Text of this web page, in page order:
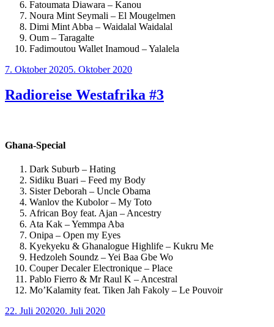
Fatoumata Diawara – Kanou
Noura Mint Seymali – El Mougelmen
Dimi Mint Abba – Waidalal Waidalal
Oum – Taragalte
Fadimoutou Wallet Inamoud – Yalalela
Veröffentlicht
7. Oktober 20205. Oktober 2020
Radioreise Westafrika #3
Ghana-Special
Dark Suburb – Hating
Sidiku Buari – Feed my Body
Sister Deborah – Uncle Obama
Wanlov the Kubolor – My Toto
African Boy feat. Ajan – Ancestry
Ata Kak – Yemmpa Aba
Onipa – Open my Eyes
Kyekyeku & Ghanalogue Highlife – Kukru Me
Hedzoleh Soundz – Yei Baa Gbe Wo
Couper Decaler Electronique – Place
Pablo Fierro & Mr Raul K – Ancestral
Mo’Kalamity feat. Tiken Jah Fakoly – Le Pouvoir
Veröffentlicht
22. Juli 202020. Juli 2020